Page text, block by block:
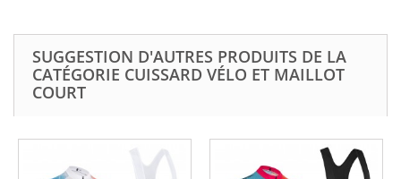
SUGGESTION D'AUTRES PRODUITS DE LA
CATÉGORIE CUISSARD VÉLO ET MAILLOT
COURT